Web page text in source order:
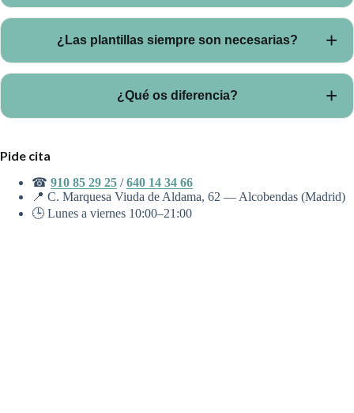
correr, lesiones recurrentes o sospecha de que el apoyo
influye en cadera/lumbar.
¿Las plantillas siempre son necesarias?
alteración real que las justifique.
¿Qué os diferencia?
ecografía bajo el mismo techo, con sesiones de 60 minutos y
un equipo que escucha.
Pide cita
☎ 910 85 29 25 /640 14 34 66
📍 C. Marquesa Viuda de Aldama, 62 — Alcobendas (Madrid)
🕒 Lunes a viernes 10:00–21:00